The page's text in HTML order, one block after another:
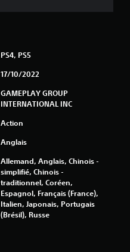
PS4, PS5
17/10/2022
GAMEPLAY GROUP
INTERNATIONAL INC
Action
Anglais
Allemand, Anglais, Chinois -
simplifié, Chinois -
traditionnel, Coréen,
Espagnol, Français (France),
Italien, Japonais, Portugais
(Brésil), Russe